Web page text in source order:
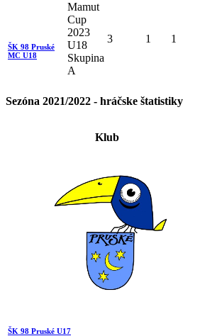
ŠK 98 Pruské
MC U18
Mamut
Cup
2023
U18
Skupina
A
3 1 1
Sezóna 2021/2022 - hráčske štatistiky
Klub
ŠK 98 Pruské U17